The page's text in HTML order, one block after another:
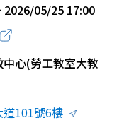
2026/05/25 17:00
心(勞工教室大教
101號6樓